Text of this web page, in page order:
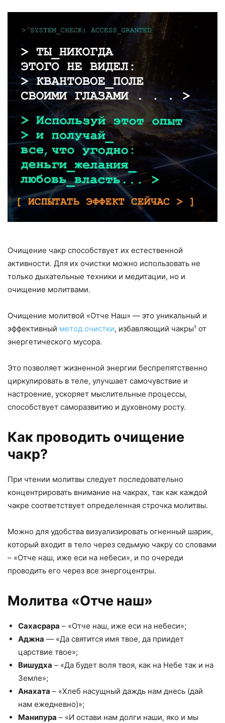
Очищение чакр способствует их естественной
активности. Для их очистки можно использовать не
только дыхательные техники и медитации, но и
очищение молитвами.
Очищение молитвой «Отче Наш» — это уникальный и
эффективный метод очистки, избавляющий чакры¹ от
энергетического мусора.
Это позволяет жизненной энергии беспрепятственно
циркулировать в теле, улучшает самочувствие и
настроение, ускоряет мыслительные процессы,
способствует саморазвитию и духовному росту.
Как проводить очищение
чакр?
При чтении молитвы следует последовательно
концентрировать внимание на чакрах, так как каждой
чакре соответствует определенная строчка молитвы.
Можно для удобства визуализировать огненный шарик,
который входит в тело через седьмую чакру со словами
– «Отче наш, иже еси на небеси», и по очереди
проводить его через все энергоцентры.
Молитва «Отче наш»
Сахасрара – «Отче наш, иже еси на небеси»;
Аджна — «Да святится имя твое, да приидет
царствие твое»;
Вишудха – «Да будет воля твоя, как на Небе так и на
Земле»;
Анахата – «Хлеб насущный даждь нам днесь (дай
нам ежедневно)»;
Манипура – «И остави нам долги наши, яко и мы